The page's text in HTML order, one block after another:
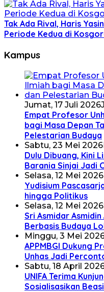
Tak Ada Rival, Haris
Periode Kedua di
Kampus
Jumat, 17 Juli 2026
Empat Profesor
bagi Masa Depan
Pelestarian Budaya
Sabtu, 23 Mei 2026
Dulu Dibuang, Kini
Barania Sinjai Jadi
Selasa, 12 Mei 2026
Yudisium
hingga Politikus
Selasa, 12 Mei 2026
Sri Asmidar
Berbasis Budaya
Minggu, 3 Mei
APPMBGI Dukung
Unhas Jadi
Sabtu, 18 April
UNIFA Terima
Sosialisasikan